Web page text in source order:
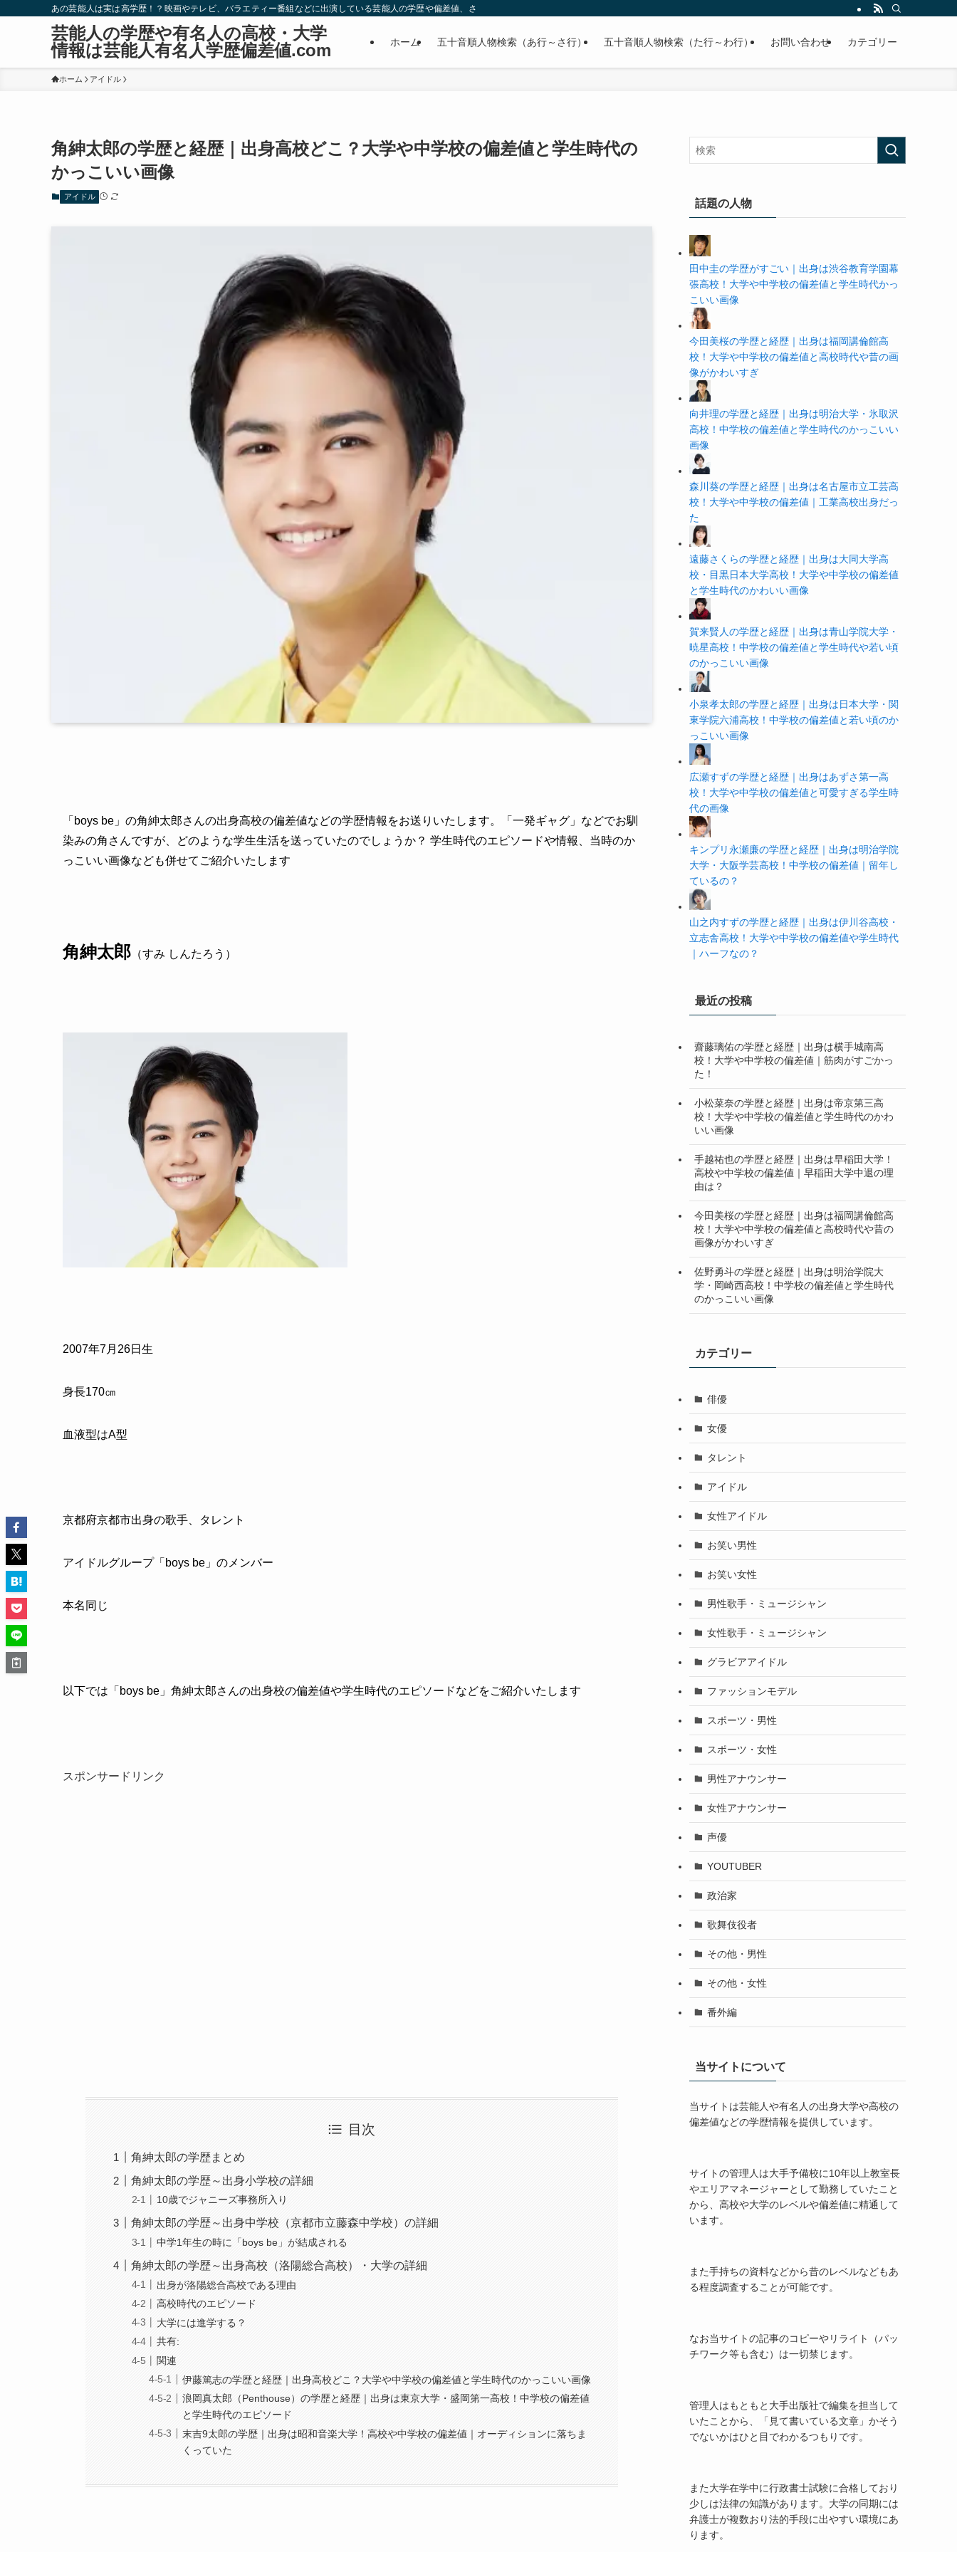
あの芸能人は実は高学歴！？映画やテレビ、バラエティー番組などに出演している芸能人の学歴や偏差値、さらに政治家やスポーツ選手などの有名人の学歴や高校・大学の偏差値まで紹介していきます。
芸能人の学歴や有名人の高校・大学
情報は芸能人有名人学歴偏差値.com
ホーム 五十音順人物検索（あ行～さ行） 五十音順人物検索（た行～わ行） お問い合わせ カテゴリー
ホーム アイドル
角紳太郎の学歴と経歴｜出身高校どこ？大学や中学校の偏差値と学生時代の
かっこいい画像
アイドル
「boys be」の角紳太郎さんの出身高校の偏差値などの学歴情報をお送りいたします。「一発ギャグ」などでお馴
染みの角さんですが、どのような学生生活を送っていたのでしょうか？ 学生時代のエピソードや情報、当時のか
っこいい画像なども併せてご紹介いたします
角紳太郎 （すみ しんたろう）
2007年7月26日生
身長170㎝
血液型はA型
京都府京都市出身の歌手、タレント
アイドルグループ「boys be」のメンバー
本名同じ
以下では「boys be」角紳太郎さんの出身校の偏差値や学生時代のエピソードなどをご紹介いたします
スポンサードリンク
目次
角紳太郎の学歴まとめ
角紳太郎の学歴～出身小学校の詳細
10歳でジャニーズ事務所入り
角紳太郎の学歴～出身中学校（京都市立藤森中学校）の詳細
中学1年生の時に「boys be」が結成される
角紳太郎の学歴～出身高校（洛陽総合高校）・大学の詳細
出身が洛陽総合高校である理由
高校時代のエピソード
大学には進学する？
共有:
関連
伊藤篤志の学歴と経歴｜出身高校どこ？大学や中学校の偏差値と学生時代のかっこいい画像
浪岡真太郎（Penthouse）の学歴と経歴｜出身は東京大学・盛岡第一高校！中学校の偏差値
と学生時代のエピソード
末吉9太郎の学歴｜出身は昭和音楽大学！高校や中学校の偏差値｜オーディションに落ちま
くっていた
話題の人物
田中圭の学歴がすごい｜出身は渋谷教育学園幕
張高校！大学や中学校の偏差値と学生時代かっ
こいい画像
今田美桜の学歴と経歴｜出身は福岡講倫館高
校！大学や中学校の偏差値と高校時代や昔の画
像がかわいすぎ
向井理の学歴と経歴｜出身は明治大学・氷取沢
高校！中学校の偏差値と学生時代のかっこいい
画像
森川葵の学歴と経歴｜出身は名古屋市立工芸高
校！大学や中学校の偏差値｜工業高校出身だっ
た
遠藤さくらの学歴と経歴｜出身は大同大学高
校・目黒日本大学高校！大学や中学校の偏差値
と学生時代のかわいい画像
賀来賢人の学歴と経歴｜出身は青山学院大学・
暁星高校！中学校の偏差値と学生時代や若い頃
のかっこいい画像
小泉孝太郎の学歴と経歴｜出身は日本大学・関
東学院六浦高校！中学校の偏差値と若い頃のか
っこいい画像
広瀬すずの学歴と経歴｜出身はあずさ第一高
校！大学や中学校の偏差値と可愛すぎる学生時
代の画像
キンプリ永瀬廉の学歴と経歴｜出身は明治学院
大学・大阪学芸高校！中学校の偏差値｜留年し
ているの？
山之内すずの学歴と経歴｜出身は伊川谷高校・
立志舎高校！大学や中学校の偏差値や学生時代
｜ハーフなの？
最近の投稿
齋藤璃佑の学歴と経歴｜出身は横手城南高
校！大学や中学校の偏差値｜筋肉がすごかっ
た！
小松菜奈の学歴と経歴｜出身は帝京第三高
校！大学や中学校の偏差値と学生時代のかわ
いい画像
手越祐也の学歴と経歴｜出身は早稲田大学！
高校や中学校の偏差値｜早稲田大学中退の理
由は？
今田美桜の学歴と経歴｜出身は福岡講倫館高
校！大学や中学校の偏差値と高校時代や昔の
画像がかわいすぎ
佐野勇斗の学歴と経歴｜出身は明治学院大
学・岡崎西高校！中学校の偏差値と学生時代
のかっこいい画像
カテゴリー
俳優
女優
タレント
アイドル
女性アイドル
お笑い男性
お笑い女性
男性歌手・ミュージシャン
女性歌手・ミュージシャン
グラビアアイドル
ファッションモデル
スポーツ・男性
スポーツ・女性
男性アナウンサー
女性アナウンサー
声優
YOUTUBER
政治家
歌舞伎役者
その他・男性
その他・女性
番外編
当サイトについて
当サイトは芸能人や有名人の出身大学や高校の
偏差値などの学歴情報を提供しています。
サイトの管理人は大手予備校に10年以上教室長
やエリアマネージャーとして勤務していたこと
から、高校や大学のレベルや偏差値に精通して
います。
また手持ちの資料などから昔のレベルなどもあ
る程度調査することが可能です。
なお当サイトの記事のコピーやリライト（パッ
チワーク等も含む）は一切禁じます。
管理人はもともと大手出版社で編集を担当して
いたことから、「見て書いている文章」かそう
でないかはひと目でわかるつもりです。
また大学在学中に行政書士試験に合格しており
少しは法律の知識があります。大学の同期には
弁護士が複数おり法的手段に出やすい環境にあ
ります。